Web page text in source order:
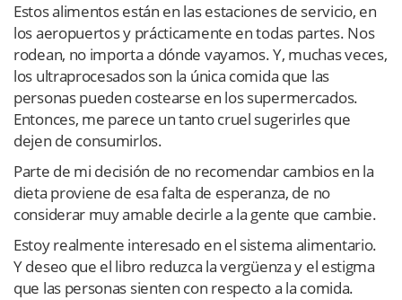
Estos alimentos están en las estaciones de servicio, en
los aeropuertos y prácticamente en todas partes. Nos
rodean, no importa a dónde vayamos. Y, muchas veces,
los ultraprocesados son la única comida que las
personas pueden costearse en los supermercados.
Entonces, me parece un tanto cruel sugerirles que
dejen de consumirlos.
Parte de mi decisión de no recomendar cambios en la
dieta proviene de esa falta de esperanza, de no
considerar muy amable decirle a la gente que cambie.
Estoy realmente interesado en el sistema alimentario.
Y deseo que el libro reduzca la vergüenza y el estigma
que las personas sienten con respecto a la comida.